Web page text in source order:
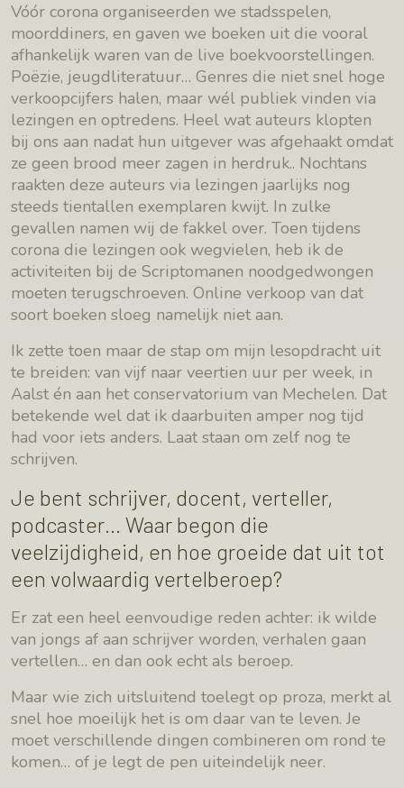
Vóór corona organiseerden we stadsspelen,
moorddiners, en gaven we boeken uit die vooral
afhankelijk waren van de live boekvoorstellingen.
Poëzie, jeugdliteratuur… Genres die niet snel hoge
verkoopcijfers halen, maar wél publiek vinden via
lezingen en optredens. Heel wat auteurs klopten
bij ons aan nadat hun uitgever was afgehaakt omdat
ze geen brood meer zagen in herdruk.. Nochtans
raakten deze auteurs via lezingen jaarlijks nog
steeds tientallen exemplaren kwijt. In zulke
gevallen namen wij de fakkel over. Toen tijdens
corona die lezingen ook wegvielen, heb ik de
activiteiten bij de Scriptomanen noodgedwongen
moeten terugschroeven. Online verkoop van dat
soort boeken sloeg namelijk niet aan.
Ik zette toen maar de stap om mijn lesopdracht uit
te breiden: van vijf naar veertien uur per week, in
Aalst én aan het conservatorium van Mechelen. Dat
betekende wel dat ik daarbuiten amper nog tijd
had voor iets anders. Laat staan om zelf nog te
schrijven.
Je bent schrijver, docent, verteller,
podcaster… Waar begon die
veelzijdigheid, en hoe groeide dat uit tot
een volwaardig vertelberoep?
Er zat een heel eenvoudige reden achter: ik wilde
van jongs af aan schrijver worden, verhalen gaan
vertellen… en dan ook echt als beroep.
Maar wie zich uitsluitend toelegt op proza, merkt al
snel hoe moeilijk het is om daar van te leven. Je
moet verschillende dingen combineren om rond te
komen… of je legt de pen uiteindelijk neer.